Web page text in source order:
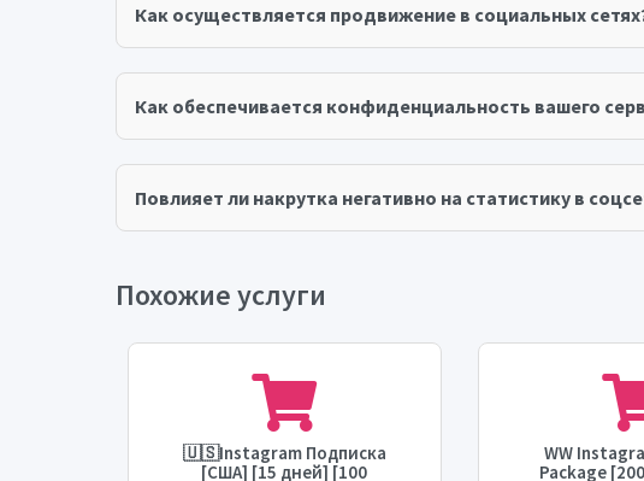
Как осуществляется продвижение в социальных
Как обеспечивается конфиденциальность вашего
Повлияет ли накрутка негативно на статистику в
Похожие услуги
🇺🇸Instagram Подписка
[США] [15 дней] [100
WW
Package